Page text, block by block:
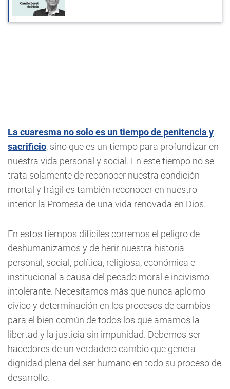
La cuaresma no solo es un tiempo de penitencia y
sacrificio, sino que es un tiempo para profundizar en
nuestra vida personal y social. En este tiempo no se
trata solamente de reconocer nuestra condición
mortal y frágil es también reconocer en nuestro
interior la Promesa de una vida renovada en Dios.
En estos tiempos difíciles corremos el peligro de
deshumanizarnos y de herir nuestra historia
personal, social, política, religiosa, económica e
institucional a causa del pecado moral e incivismo
intolerante. Necesitamos más que nunca aplomo
cívico y determinación en los procesos de cambios
para el bien común de todos los que amamos la
libertad y la justicia sin impunidad. Debemos ser
hacedores de un verdadero cambio que genera
dignidad plena del ser humano en todo su proceso de
desarrollo.